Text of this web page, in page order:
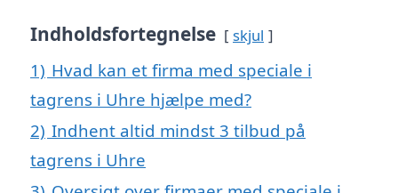
Indholdsfortegnelse skjul
1) Hvad kan et firma med speciale i
tagrens i Uhre hjælpe med?
2) Indhent altid mindst 3 tilbud på
tagrens i Uhre